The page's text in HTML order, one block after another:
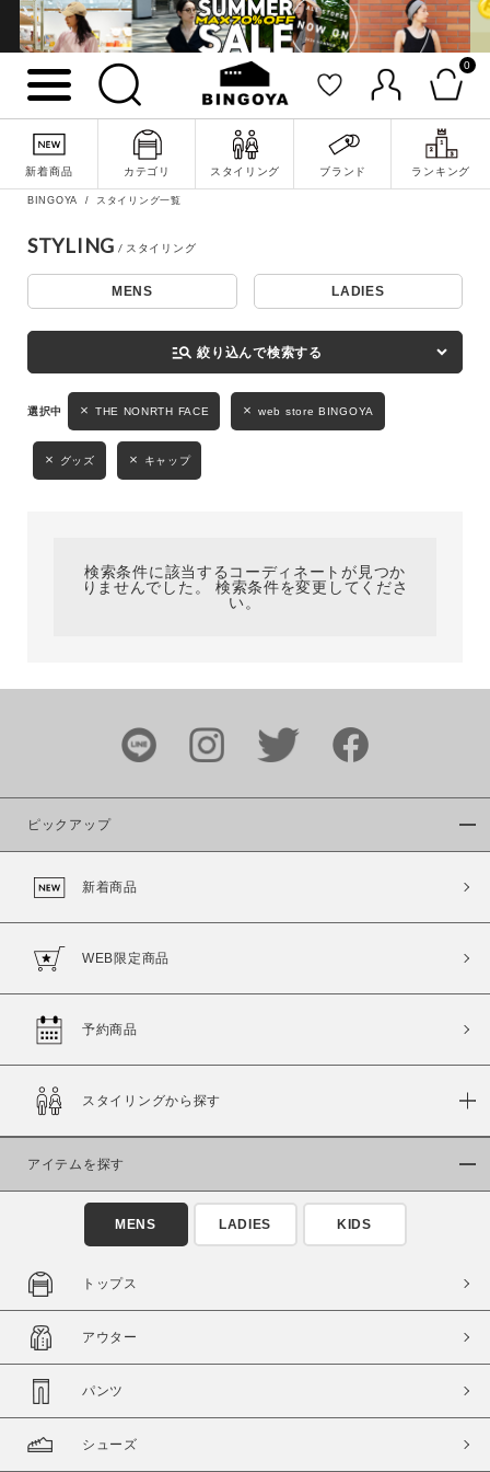
0
新着商品 カテゴリ スタイリング ブランド ランキング
詳細検索
キーワード
性別
MENS LADIES KIDS
ブランド
カラー
商品タイプ
通常商品
セール価格 WEB限定
在庫
在庫あり
BINGOYA スタイリング一覧
STYLING
MENS LADIES
manage_search 絞り込んで検索する
THE NONRTH FACE web store BINGOYA
グッズ キャップ
検索条件に該当するコーディネートが見つか
りませんでした。 検索条件を変更してくださ
い。
ピックアップ
新着商品
WEB限定商品
予約商品
スタイリングから探す
アイテムを探す
MENS LADIES KIDS
トップス
アウター
パンツ
シューズ